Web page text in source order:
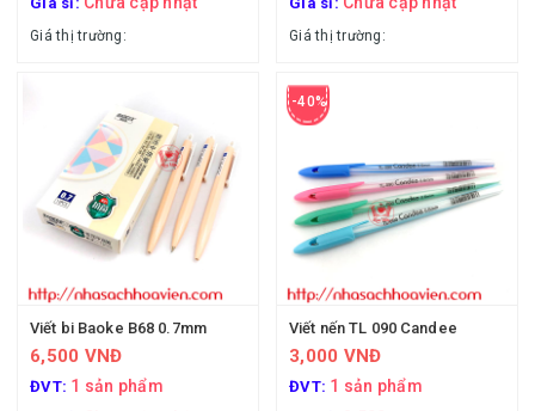
Giá thị trường: Giá thị trường:
Viết bi Baoke B68 0.7mm
6,500 VNĐ
ĐVT: 1 sản phẩm
-40%
Viết nến TL 090 Candee
3,000 VNĐ
ĐVT: 1 sản phẩm